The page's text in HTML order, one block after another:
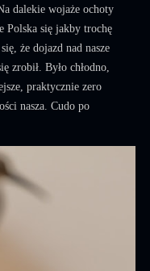
dalekie wojaże ochoty
Polska się jakby trochę
że dojazd nad nasze
zrobił. Było chłodno,
praktycznie zero
nasza. Cudo po